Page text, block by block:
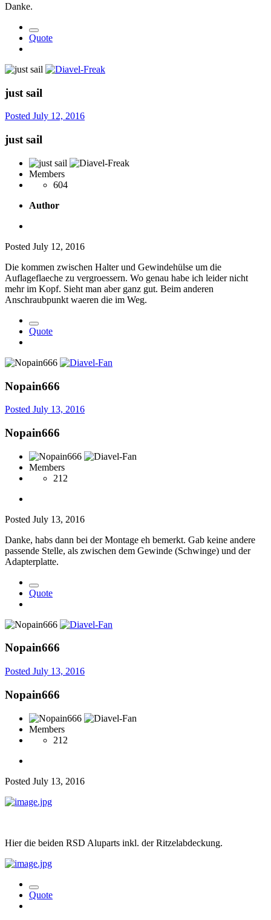
Danke.
Quote
just sail
Posted July 12, 2016
just sail
Members
604
Author
Posted July 12, 2016
Die kommen zwischen Halter und Gewindehülse um die
Auflageflaeche zu vergroessern. Wo genau habe ich leider nicht
mehr im Kopf. Sieht man aber ganz gut. Beim anderen
Anschraubpunkt waeren die im Weg.
Quote
Nopain666
Posted July 13, 2016
Nopain666
Members
212
Posted July 13, 2016
Danke, habs dann bei der Montage eh bemerkt. Gab keine andere
passende Stelle, als zwischen dem Gewinde (Schwinge) und der
Adapterplatte.
Quote
Nopain666
Posted July 13, 2016
Nopain666
Members
212
Posted July 13, 2016
Hier die beiden RSD Aluparts inkl. der Ritzelabdeckung.
Quote